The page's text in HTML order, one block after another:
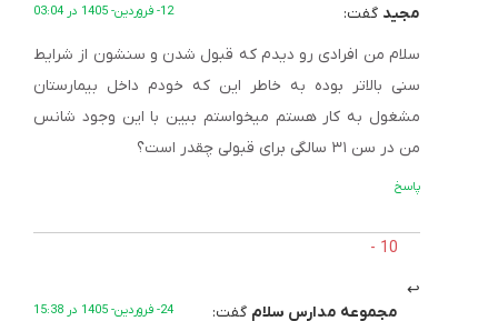
مجید گفت: 12- فروردین- 1405 در 03:04
سلام من افرادی رو دیدم که قبول شدن و سنشون از شرایط
سنی بالاتر بوده به خاطر این که خودم داخل بیمارستان
مشغول به کار هستم میخواستم ببین با این وجود شانس
من در سن ۳۱ سالگی برای قبولی چقدر است؟
پاسخ
مجموعه مدارس سلام گفت: 24- فروردین- 1405 در 15:38